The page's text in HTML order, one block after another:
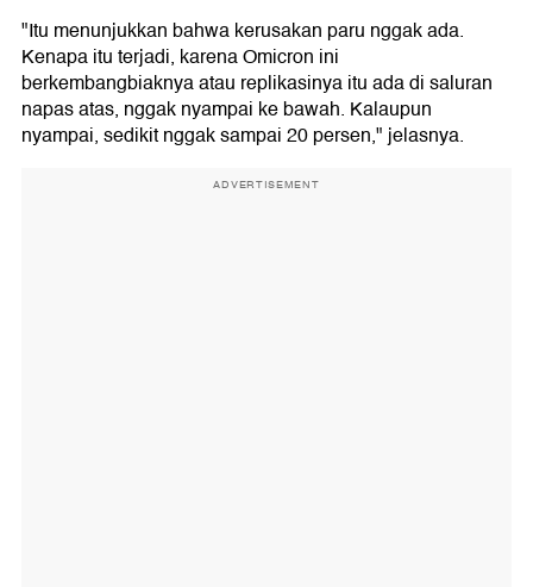
"Itu menunjukkan bahwa kerusakan paru nggak ada.
Kenapa itu terjadi, karena Omicron ini
berkembangbiaknya atau replikasinya itu ada di saluran
napas atas, nggak nyampai ke bawah. Kalaupun
nyampai, sedikit nggak sampai 20 persen," jelasnya.
ADVERTISEMENT